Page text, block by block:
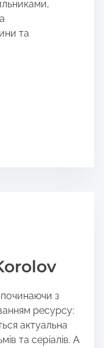
та
з
ресурсу:
актуальна
та серіалів. А